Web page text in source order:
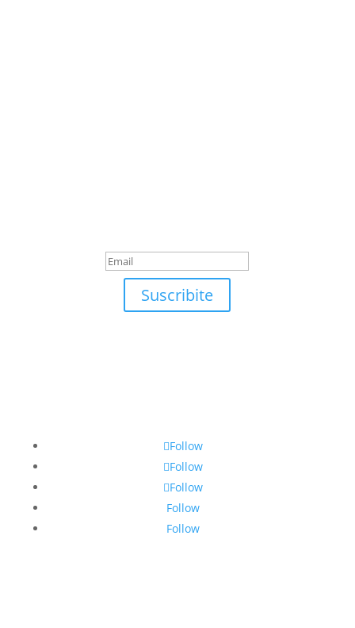
Suscribite
Follow
Follow
Follow
Follow
Follow